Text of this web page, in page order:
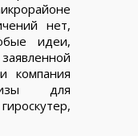
нет,
идеи,
компания
для